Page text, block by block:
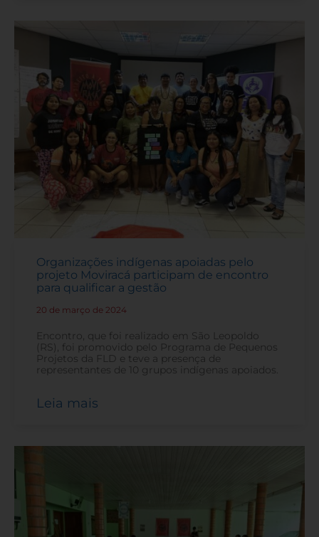
Organizações indígenas apoiadas pelo
projeto Moviracá participam de encontro
para qualificar a gestão
20 de março de 2024
Encontro, que foi realizado em São Leopoldo
(RS), foi promovido pelo Programa de Pequenos
Projetos da FLD e teve a presença de
representantes de 10 grupos indígenas apoiados.
Leia mais